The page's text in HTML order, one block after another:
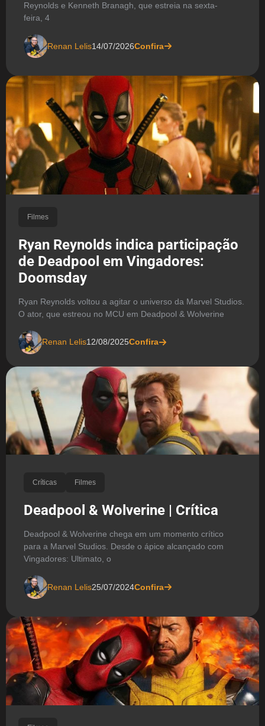
Reynolds e Kenneth Branagh, que estreia na sexta-
feira, 4
Renan Lelis14/07/2026Confira
Filmes
Ryan Reynolds indica participação
de Deadpool em Vingadores:
Doomsday
Ryan Reynolds voltou a agitar o universo da Marvel Studios.
O ator, que estreou no MCU em Deadpool & Wolverine
Renan Lelis12/08/2025Confira
Críticas Filmes
Deadpool & Wolverine | Crítica
Deadpool & Wolverine chega em um momento crítico
para a Marvel Studios. Desde o ápice alcançado com
Vingadores: Ultimato, o
Renan Lelis25/07/2024Confira